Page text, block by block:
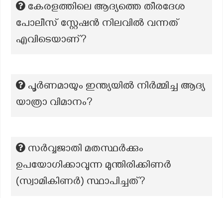
കേരളത്തിലെ ആദ്യത്തെ തീരദേശ
പോലീസ് സ്റ്റേഷൻ നിലവിൽ വന്നത്
എവിടെയാണ്?
പൂർണമായും ഇന്ത്യയിൽ നിർമ്മിച്ച ആദ്യ
യാത്രാ വിമാനം?
സര്‍വ്വജാതി മതസ്ഥര്‍ക്കും
ഉപയോഗിക്കാവുന്ന മുന്തിരിക്കിണര്‍
(സ്വാമികിണര്‍) സ്ഥാപിച്ചത്?